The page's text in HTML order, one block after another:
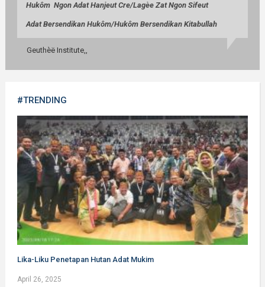
Hukôm Ngon Adat Hanjeut Cre/Lagèe Zat Ngon Sifeut
Adat Bersendikan Hukôm/Hukôm Bersendikan Kitabullah
Geuthèë Institute,,
#TRENDING
Lika-Liku Penetapan Hutan Adat Mukim
April 26, 2025